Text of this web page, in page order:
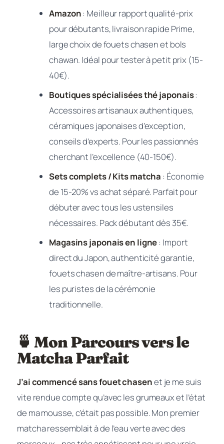
Amazon: Meilleur rapport qualité-prix
pour débutants, livraison rapide Prime,
large choix de fouets chasen et bols
chawan. Idéal pour tester à petit prix (15-
40€).
Boutiques spécialisées thé japonais:
Accessoires artisanaux authentiques,
céramiques japonaises d’exception,
conseils d’experts. Pour les passionnés
cherchant l’excellence (40-150€).
Sets complets / Kits matcha : Économie
de 15-20% vs achat séparé. Parfait pour
débuter avec tous les ustensiles
nécessaires. Pack débutant dès 35€.
Magasins japonais en ligne: Import
direct du Japon, authenticité garantie,
fouets chasen de maître-artisans. Pour
les puristes de la cérémonie
traditionnelle.
🍵 Mon Parcours vers le
Matcha Parfait
J’ai commencé sans fouet chasenet je me suis
vite rendue compte qu’avec les grumeaux et l’état
de ma mousse, c’était pas possible. Mon premier
matcha ressemblait à de l’eau verte avec des